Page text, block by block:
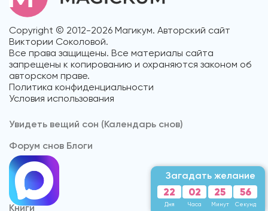
Copyright © 2012-2026 Магикум. Авторский сайт
Виктории Соколовой.
Все права защищены. Все материалы сайта
запрещены к копированию и охраняются законом об
авторском праве.
Политика конфиденциальности
Условия использования
Увидеть вещий сон (Календарь снов)
Форум снов Блоги
Cонник
Книги
Загадать желание
22
Дня
02
Часа
25
Минут
53
Секунды